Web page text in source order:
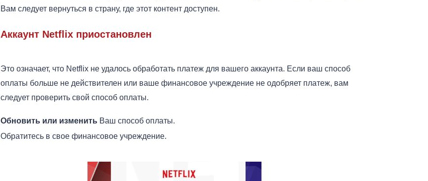
Вам следует вернуться в страну, где этот контент доступен.
Аккаунт Netflix приостановлен
Это означает, что Netflix не удалось обработать платеж для вашего аккаунта. Если ваш способ
оплаты больше не действителен или ваше финансовое учреждение не одобряет платеж, вам
следует проверить свой способ оплаты.
Обновить или изменить Ваш способ оплаты.
Обратитесь в свое финансовое учреждение.